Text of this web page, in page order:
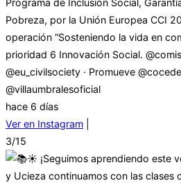
Programa de Inclusión Social,
Pobreza, por la Unión Europea CCI
operación “Sosteniendo la vida en
prioridad 6 Innovación Social.
@eu_civilsociety · Promueve
@villaumbralesoficial
hace 6 días
Ver en Instagram
3/15